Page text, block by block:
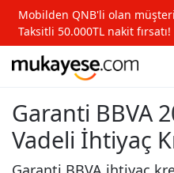
Mobilden QNB'li olan
Taksitli 50.000TL nakit fırsatı!
Garanti BBVA
Vadeli İhtiyaç